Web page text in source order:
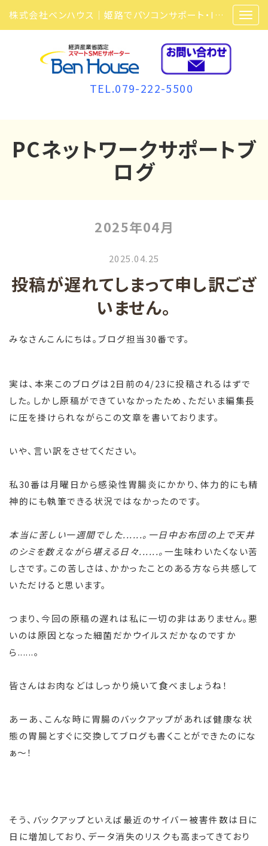
株式会社ベンハウス｜姫路でパソコンサポート・ITサポート・ITセキュリティ・複合機・ビジネスフォンなら弊社にお任せ
TEL.079-222-5500
PCネットワークサポートブ
ログ
2025年04月
2025.04.25
投稿が遅れてしまって申し訳ござ
いません。
みなさんこんにちは。ブログ担当30番です。
実は、本来このブログは2日前の4/23に投稿されるはずで
した。しかし原稿ができていなかったため、ただいま編集長
に圧を掛けられながらこの文章を書いております。
いや、言い訳をさせてください。
私30番は月曜日から感染性胃腸炎にかかり、体力的にも精
神的にも執筆できる状況ではなかったのです。
本当に苦しい一週間でした......。一日中お布団の上で天井
のシミを数えながら堪える日々......。一生味わいたくない苦
しさです。この苦しさは、かかったことのある方なら共感して
いただけると思います。
つまり、今回の原稿の遅れは私に一切の非はありません。悪
いのは原因となった細菌だかウイルスだかなのですか
ら......。
皆さんはお肉などはしっかり焼いて食べましょうね！
あーあ、こんな時に胃腸のバックアップがあれば健康な状
態の胃腸とすぐに交換してブログも書くことができたのにな
ぁ～！
そう、バックアップといえば最近のサイバー被害件数は日に
日に増加しており、データ消失のリスクも高まってきており